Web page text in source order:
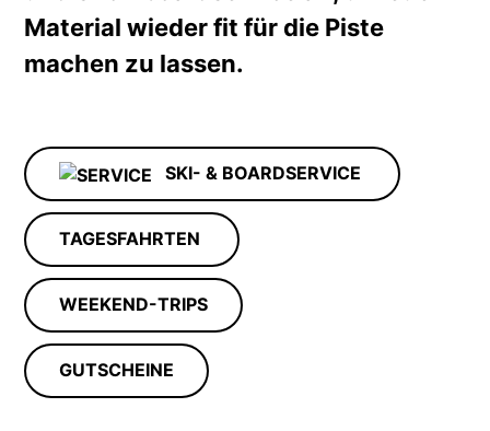
Material wieder fit für die Piste
machen zu lassen.
SKI- & BOARDSERVICE
TAGESFAHRTEN
WEEKEND-TRIPS
GUTSCHEINE